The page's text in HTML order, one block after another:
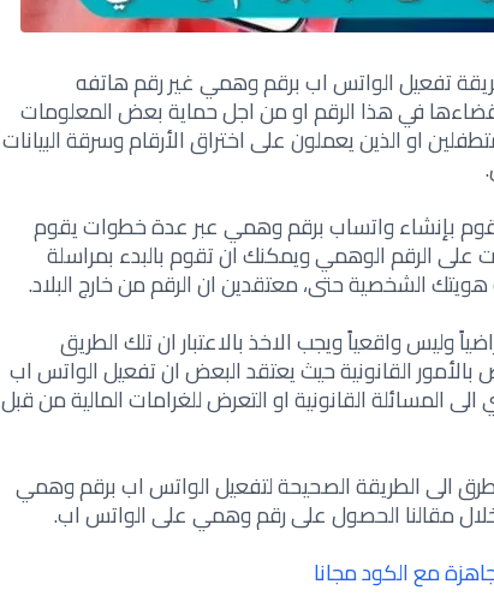
تفعيل الواتس اب برقم وهمي غير رقم هاتفه
في هذا الرقم او من اجل حماية بعض المعلومات
او الذين يعملون على اختراق الأرقام وسرقة البيانات
بإنشاء واتساب برقم وهمي عبر عدة خطوات يقوم
الرقم الوهمي ويمكنك ان تقوم بالبدء بمراسلة
الشخصية حتى، معتقدين ان الرقم من خارج البلاد.
وليس واقعياً ويجب الاخذ بالاعتبار ان تلك الطريق
القانونية حيث يعتقد البعض ان تفعيل الواتس اب
المسائلة القانونية او التعرض للغرامات المالية من قبل
الى الطريقة الصحيحة لتفعيل الواتس اب برقم وهمي
مقالنا الحصول على رقم وهمي على الواتس اب.
مع الكود مجانا